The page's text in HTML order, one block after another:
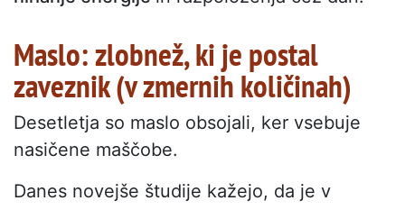
Maslo: zlobnež, ki je postal
zaveznik (v zmernih količinah)
Desetletja so maslo obsojali, ker vsebuje
nasičene maščobe.
Danes novejše študije kažejo, da je v